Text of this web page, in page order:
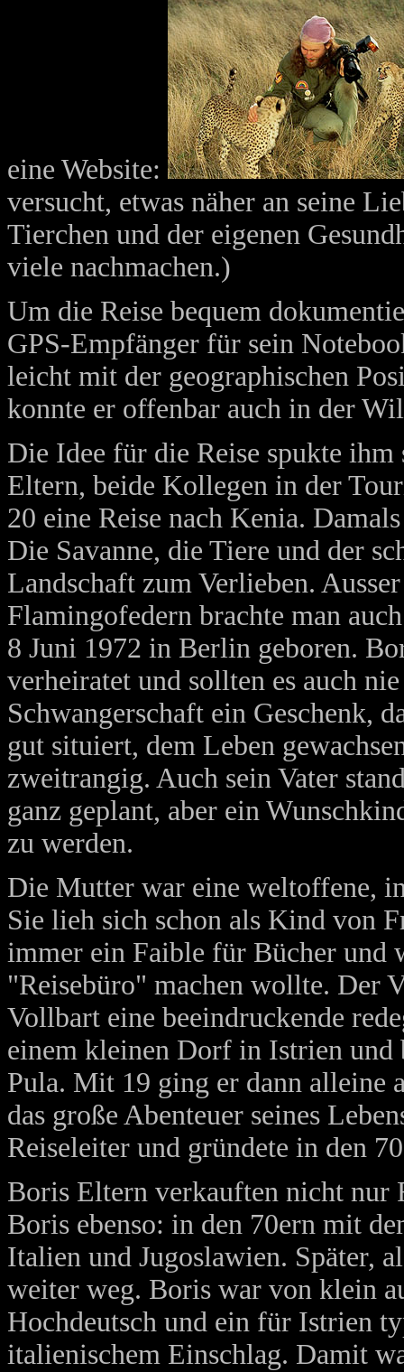
eine Website:
versucht, etwas näher an seine
Tierchen und der eigenen
viele nachmachen.)
Um die Reise bequem
GPS-Empfänger für sein
leicht mit der geographischen
konnte er offenbar auch in der
Die Idee für die Reise spukte
Eltern, beide Kollegen in der
20 eine Reise nach Kenia.
Die Savanne, die Tiere und der
Landschaft zum Verlieben.
Flamingofedern brachte man
8 Juni 1972 in Berlin geboren.
verheiratet und sollten es auch
Schwangerschaft ein Geschenk,
gut situiert, dem Leben
zweitrangig. Auch sein Vater
ganz geplant, aber ein
zu werden.
Die Mutter war eine weltoffene,
Sie lieh sich schon als Kind von
immer ein Faible für Bücher und
"Reisebüro" machen wollte. Der
Vollbart eine beeindruckende
einem kleinen Dorf in Istrien und
Pula. Mit 19 ging er dann alleine
das große Abenteuer seines
Reiseleiter und gründete in den
Boris Eltern verkauften nicht nur
Boris ebenso: in den 70ern mit
Italien und Jugoslawien. Später,
weiter weg. Boris war von klein
Hochdeutsch und ein für Istrien
italienischem Einschlag. Damit